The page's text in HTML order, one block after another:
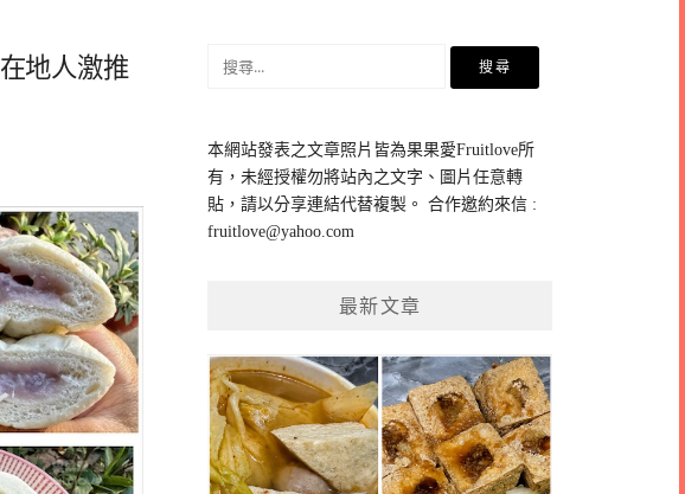
地人激推
鍵
字:
本網站發表之文章照片皆為果果愛Fruitlove所
有，未經授權勿將站內之文字、圖片任意轉
貼，請以分享連結代替複製。 合作邀約來信 :
fruitlove@yahoo.com
最新文章